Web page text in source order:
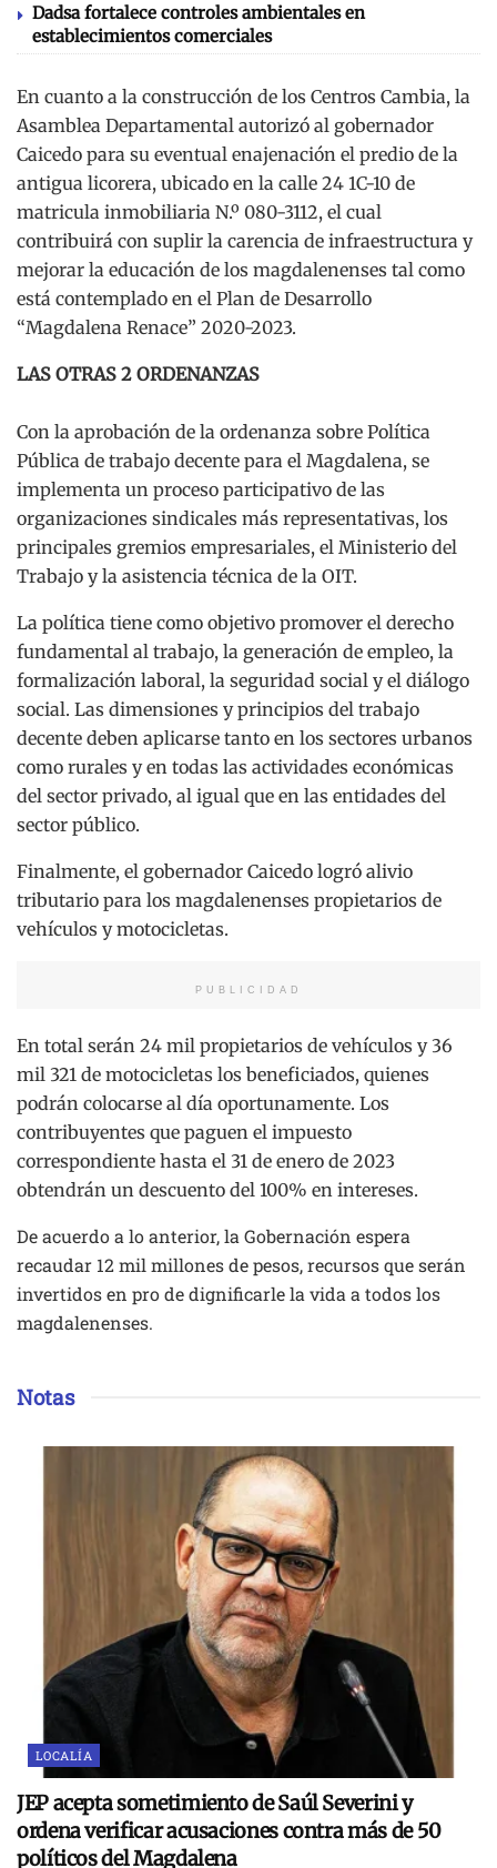
Dadsa fortalece controles ambientales en
establecimientos comerciales
En cuanto a la construcción de los Centros Cambia, la
Asamblea Departamental autorizó al gobernador
Caicedo para su eventual enajenación el predio de la
antigua licorera, ubicado en la calle 24 1C-10 de
matricula inmobiliaria N.º 080-3112, el cual
contribuirá con suplir la carencia de infraestructura y
mejorar la educación de los magdalenenses tal como
está contemplado en el Plan de Desarrollo
“Magdalena Renace” 2020-2023.
LAS OTRAS 2 ORDENANZAS
Con la aprobación de la ordenanza sobre Política
Pública de trabajo decente para el Magdalena, se
implementa un proceso participativo de las
organizaciones sindicales más representativas, los
principales gremios empresariales, el Ministerio del
Trabajo y la asistencia técnica de la OIT.
La política tiene como objetivo promover el derecho
fundamental al trabajo, la generación de empleo, la
formalización laboral, la seguridad social y el diálogo
social. Las dimensiones y principios del trabajo
decente deben aplicarse tanto en los sectores urbanos
como rurales y en todas las actividades económicas
del sector privado, al igual que en las entidades del
sector público.
Finalmente, el gobernador Caicedo logró alivio
tributario para los magdalenenses propietarios de
vehículos y motocicletas.
PUBLICIDAD
En total serán 24 mil propietarios de vehículos y 36
mil 321 de motocicletas los beneficiados, quienes
podrán colocarse al día oportunamente. Los
contribuyentes que paguen el impuesto
correspondiente hasta el 31 de enero de 2023
obtendrán un descuento del 100% en intereses.
De acuerdo a lo anterior, la Gobernación espera
recaudar 12 mil millones de pesos, recursos que serán
invertidos en pro de dignificarle la vida a todos los
magdalenenses.
Notas
LOCALÍA
JEP acepta sometimiento de Saúl Severini y
ordena verificar acusaciones contra más de 50
políticos del Magdalena